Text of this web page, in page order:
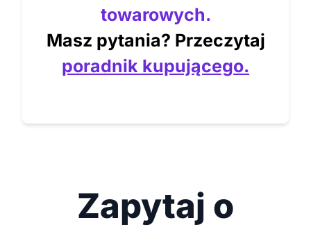
towarowych.
Masz pytania? Przeczytaj
poradnik kupującego.
Zapytaj o